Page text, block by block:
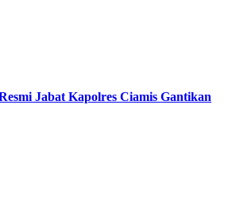
Jabat Kapolres Ciamis Gantikan